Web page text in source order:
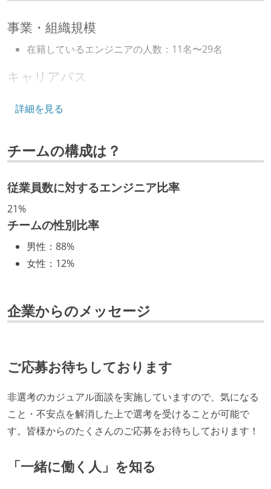
事業・組織規模
在籍しているエンジニアの人数：11名〜29名
キャリアパス
いる
割を持たない人がいる
CTO またはそれに準じる、技術やワークフローの標準
化を行う役割の人・部門が存在する
取締役（社内）または執行役員として、エンジニアリ
ング部門の人間が経営に参加している
任で好きなものを使うことができる
タスクの見積もりは、実装を担当するメンバーが中心
全体のスケジュール管理は、途中の成果を随時確認し
ながら、納期または盛り込む機能を柔軟に調整する形
で行う
コード品質向上のための取り組み
詳細を見る
チームの構成は？
従業員数に対するエンジニア比率
21%
チームの性別比率
男性 ： 88%
女性 ： 12%
企業からのメッセージ
ご応募お待ちしております
非選考のカジュアル面談を実施していますので、気になる
こと・不安点を解消した上で選考を受けることが可能で
す。皆様からのたくさんのご応募をお待ちしております！
「一緒に働く人」を知る